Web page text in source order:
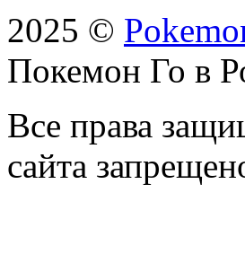
2025 ©
Покемон Го в
Все права
сайта